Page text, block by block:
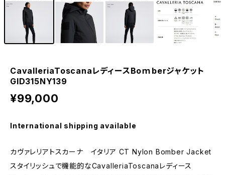
CavalleriaToscanaレディースBoｍberジャケット
GID315NY139
¥99,000
International shipping available
カヴァレリアトスカーナ イタリア CT Nylon Bomber Jacket
スタイリッシュで機能的なCavalleriaToscanaレディース